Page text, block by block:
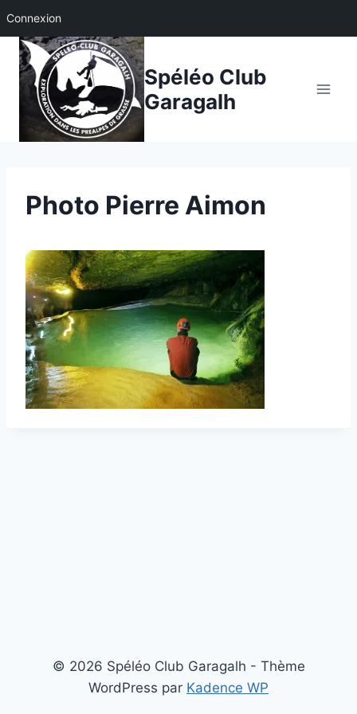
Connexion
Aller
contenu
Spéléo Club
Garagalh
Photo Pierre Aimon
© 2026 Spéléo Club Garagalh - Thème
WordPress par Kadence WP